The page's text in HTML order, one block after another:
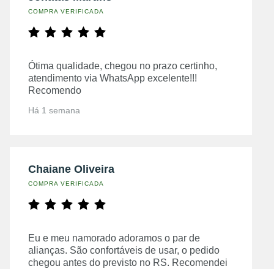
COMPRA VERIFICADA
Ótima qualidade, chegou no prazo certinho,
atendimento via WhatsApp excelente!!!
Recomendo
Há 1 semana
Chaiane Oliveira
COMPRA VERIFICADA
Eu e meu namorado adoramos o par de
alianças. São confortáveis de usar, o pedido
chegou antes do previsto no RS. Recomendei